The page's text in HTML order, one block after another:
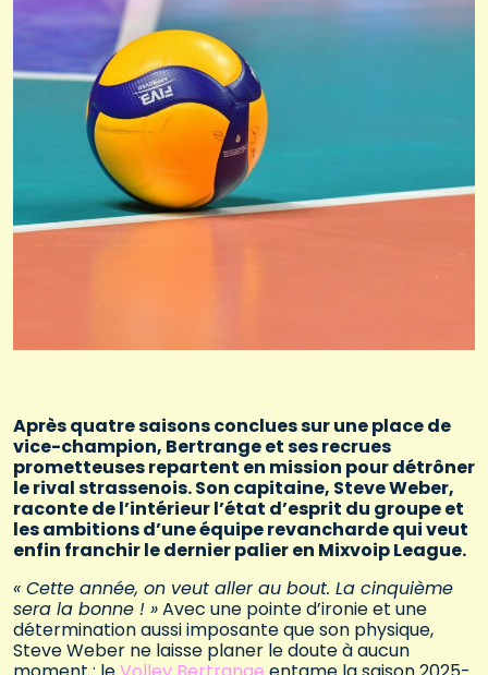
Après quatre saisons conclues sur une place de
vice-champion, Bertrange et ses recrues
prometteuses repartent en mission pour détrôner
le rival strassenois. Son capitaine, Steve Weber,
raconte de l’intérieur l’état d’esprit du groupe et
les ambitions d’une équipe revancharde qui veut
enfin franchir le dernier palier en Mixvoip League.
« Cette année, on veut aller au bout. La cinquième
sera la bonne ! »Avec une pointe d’ironie et une
détermination aussi imposante que son physique,
Steve Weber ne laisse planer le doute à aucun